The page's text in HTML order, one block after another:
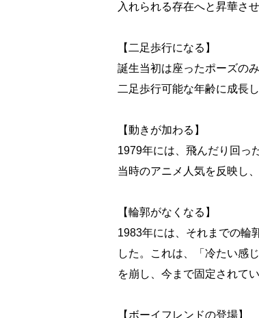
入れられる存在へと昇華さ
【二足歩行になる】
誕生当初は座ったポーズの
二足歩行可能な年齢に成長
【動きが加わる】
1979年には、飛んだり回っ
当時のアニメ人気を反映し
【輪郭がなくなる】
1983年には、それまでの輪
した。これは、「冷たい感
を崩し、今まで固定されて
【ボーイフレンドの登場】